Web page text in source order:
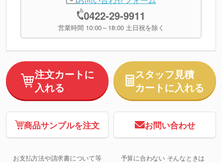
0422-29-9911
営業時間 10:00～18:00 土日祝を除く
注文カートに
入れる
スタッフ見積
カートに入れる
商品サンプルを注文 お問い合わせ
お支払方法や請求書について等 予算に合わない そんなときは